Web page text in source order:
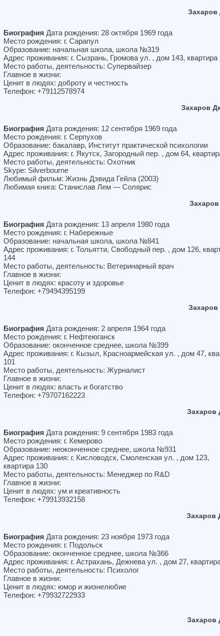
Захаров
Биография Дата рождения: 28 октября 1969 года
Место рождения: г. Сарапул
Образование: начальная школа, школа №319
Адрес проживания: г. Сызрань, Громова ул. , дом 143, квартира
Место работы, деятельность: Супервайзер
Главное в жизни:
Ценит в людях: доброту и честность
Телефон: +79112578974
Захаров
Биография Дата рождения: 12 сентября 1969 года
Место рождения: г. Серпухов
Образование: бакалавр, Институт практической психологии
Адрес проживания: г. Якутск, Загородный пер. , дом 64,
Место работы, деятельность: Охотник
Skype: Silverbourne
Любимый фильм: Жизнь Дэвида Гейла (2003)
Любимая книга: Станислав Лем — Солярис
Биография Дата рождения: 13 апреля 1980 года
Место рождения: г. Набережные
Образование: начальная школа, школа №841
Адрес проживания: г. Тольятти, Свободный пер. , дом 126,
144
Место работы, деятельность: Ветеринарный врач
Главное в жизни:
Ценит в людях: красоту и здоровье
Телефон: +79494395199
Биография Дата рождения: 2 апреля 1964 года
Место рождения: г. Нефтеюганск
Образование: оконченное среднее, школа №399
Адрес проживания: г. Кызыл, Красноармейская ул. , дом 47,
101
Место работы, деятельность: Журналист
Главное в жизни:
Ценит в людях: власть и богатство
Телефон: +79707162223
Захаров
Биография Дата рождения: 9 сентября 1983 года
Место рождения: г. Кемерово
Образование: неоконченное среднее, школа №931
Адрес проживания: г. Кисловодск, Смоленская ул. , дом 123,
квартира 130
Место работы, деятельность: Менеджер по R&D
Главное в жизни:
Ценит в людях: ум и креативность
Телефон: +79913932158
Захаров
Биография Дата рождения: 23 ноября 1973 года
Место рождения: г. Подольск
Образование: оконченное среднее, школа №366
Адрес проживания: г. Астрахань, Дежнева ул. , дом 27,
Место работы, деятельность: Психолог
Главное в жизни:
Ценит в людях: юмор и жизнелюбие
Телефон: +79932722933
Захаров